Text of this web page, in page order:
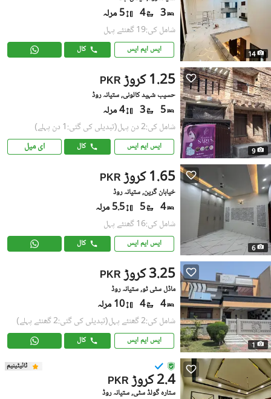
14
3
4 5 مرلہ
شامل کی:19 گھنٹے پہل
ایس ایم ایس کال
9
PKR 1.25 کروڑ
حسیب شہید کالونی, ستیانہ روڈ
5
3 4 مرلہ
شامل کی:2 دن پہل (تبدیلی کی گئی:1 دن پہلے)
ایس ایم ایس کال ای میل
6
PKR 1.65 کروڑ
خیابان گرین, ستیانہ روڈ
4
5 5.5 مرلہ
شامل کی:16 گھنٹے پہل
ایس ایم ایس کال
1
PKR 3.25 کروڑ
ماڈل سٹی ٹو, ستیانہ روڈ
4
4 10 مرلہ
شامل کی:2 گھنٹے پہل (تبدیلی کی گئی:2 گھنٹے پہلے)
ایس ایم ایس کال
ٹائیٹینیم
PKR 2.4 کروڑ
ستارہ گولڈ سٹی, ستیانہ روڈ